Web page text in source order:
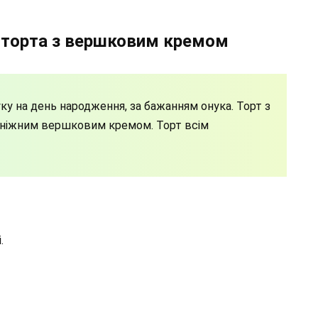
з вершковим кремом
на день народження, за бажанням онука. Торт з
вершковим кремом. Торт всім